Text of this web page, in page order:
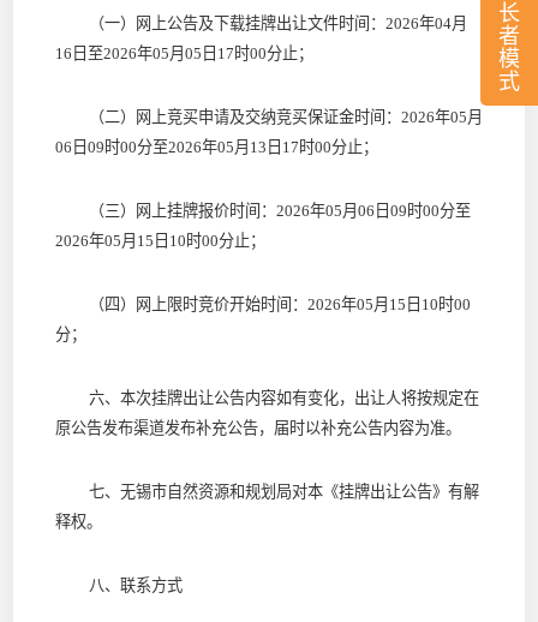
长
者
模
式
（一）网上公告及下载挂牌出让文件时间： 2026年04月
16 日至2026年05 月 05 日 17 时00分止；
（二）网上竞买申请及交纳竞买保证金时间： 2026年05 月
06 日 09 时00分至2026年05 月 13 日 17 时00分止；
（三）网上挂牌报价时间： 2026年05 月 06 日 09 时00分至
2026年05 月 15 日 10 时00分止 ；
（四）网上限时竞价开始时间： 2026年05 月 15 日 10 时00
分；
六、本次挂牌出让公告内容如有变化，出让人将按规定在
原公告发布渠道发布补充公告，届时以补充公告内容为准。
七、无锡市自然资源和规划局对本《挂牌出让公告》有解
释权。
八、联系方式